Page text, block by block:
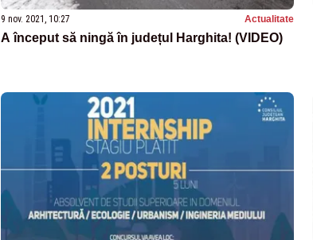
9 nov. 2021, 10:27 Actualitate
A început să ningă în județul Harghita! (VIDEO)